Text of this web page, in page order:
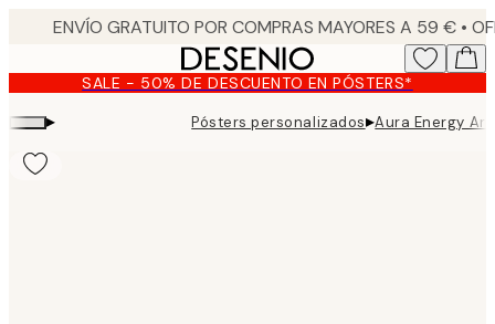
content.SALE - 50% DE DESCUENTO EN PÓSTERS*
▸ Pósters personalizados▸Aura Energy